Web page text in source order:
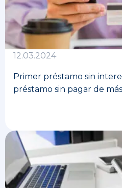
12.03.2024
Primer préstamo sin
préstamo sin pagar de más